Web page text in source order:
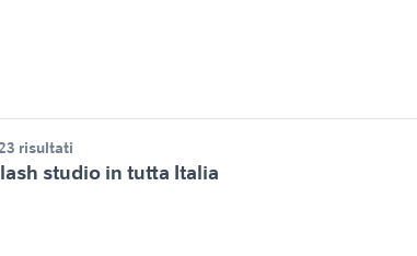
risultati
studio in tutta Italia